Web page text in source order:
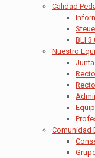
Calidad
BLI
Nuestro
Comunidad